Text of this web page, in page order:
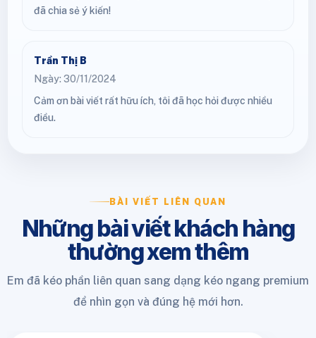
đã chia sẻ ý kiến!
Trần Thị B
Ngày: 30/11/2024
Cảm ơn bài viết rất hữu ích, tôi đã học hỏi được nhiều
điều.
BÀI VIẾT LIÊN QUAN
Những bài viết khách hàng
thường xem thêm
Em đã kéo phần liên quan sang dạng kéo ngang premium
để nhìn gọn và đúng hệ mới hơn.